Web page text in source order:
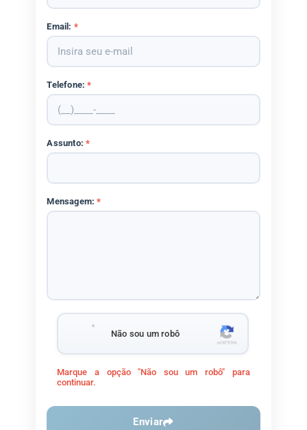
Email: *
Telefone:*
Assunto:*
Mensagem:*
Não sou um robô
Marque a opção "Não sou um robô" para
continuar.
Enviar